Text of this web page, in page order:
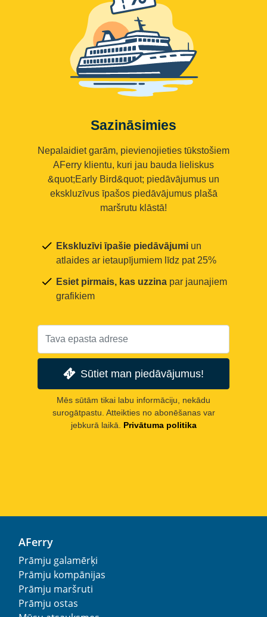
Sazināsimies
Nepalaidiet garām, pievienojieties tūkstošiem
AFerry klientu, kuri jau bauda lieliskus
&quot;Early Bird&quot; piedāvājumus un
ekskluzīvus īpašos piedāvājumus plašā
maršrutu klāstā!
Ekskluzīvi īpašie piedāvājumi un
atlaides ar ietaupījumiem līdz pat 25%
Esiet pirmais, kas uzzina par jaunajiem
grafikiem
Sūtiet man piedāvājumus!
Mēs sūtām tikai labu informāciju, nekādu
surogātpastu. Atteikties no abonēšanas var
jebkurā laikā.
Privātuma politika
AFerry
Prāmju galamērķi
Prāmju kompānijas
Prāmju maršruti
Prāmju ostas